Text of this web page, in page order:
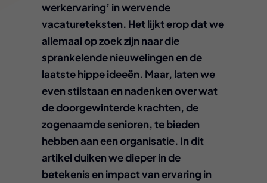
werkervaring’ in wervende
vacatureteksten. Het lijkt erop dat we
allemaal op zoek zijn naar die
sprankelende nieuwelingen en de
laatste hippe ideeën. Maar, laten we
even stilstaan en nadenken over wat
de doorgewinterde krachten, de
zogenaamde senioren, te bieden
hebben aan een organisatie. In dit
artikel duiken we dieper in de
betekenis en impact van ervaring in